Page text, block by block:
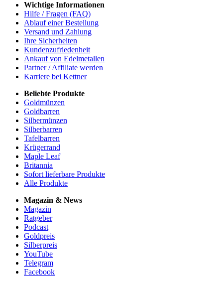
Wichtige Informationen
Hilfe / Fragen (FAQ)
Ablauf einer Bestellung
Versand und Zahlung
Ihre Sicherheiten
Kundenzufriedenheit
Ankauf von Edelmetallen
Partner / Affiliate werden
Karriere bei Kettner
Beliebte Produkte
Goldmünzen
Goldbarren
Silbermünzen
Silberbarren
Tafelbarren
Krügerrand
Maple Leaf
Britannia
Sofort lieferbare Produkte
Alle Produkte
Magazin & News
Magazin
Ratgeber
Podcast
Goldpreis
Silberpreis
YouTube
Telegram
Facebook